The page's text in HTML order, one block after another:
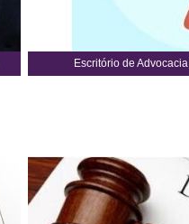
Escritório de